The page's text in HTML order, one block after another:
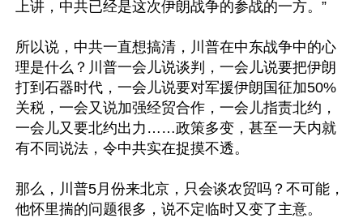
上讲，中共已经是这次伊朗战争的参战的一方。”
所以说，中共一直想搞清，川普在中东战争中的心
理是什么？川普一会儿说谈判，一会儿说要把伊朗
打到石器时代，一会儿说要对军援伊朗国征加50%
关税，一会又说加强经贸合作，一会儿指责北约，
一会儿又要北约出力……政策多变，甚至一天内就
有不同说法，令中共实在捉摸不透。
那么，川普5月份来北京，只会谈农贸吗？不可能，
他怀里揣的问题很多，说不定临时又变了主意。